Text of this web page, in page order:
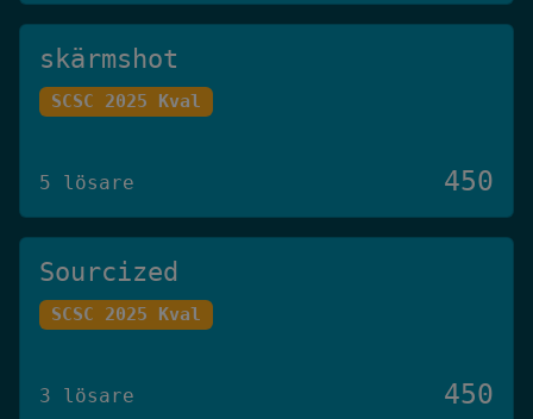
skärmshot
SCSC 2025 Kval
5 lösare 450
Sourcized
SCSC 2025 Kval
3 lösare 450